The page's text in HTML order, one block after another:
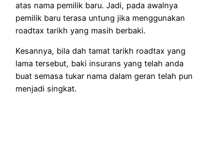
atas nama pemilik baru. Jadi, pada awalnya
pemilik baru terasa untung jika menggunakan
roadtax tarikh yang masih berbaki.
Kesannya, bila dah tamat tarikh roadtax yang
lama tersebut, baki insurans yang telah anda
buat semasa tukar nama dalam geran telah pun
menjadi singkat.